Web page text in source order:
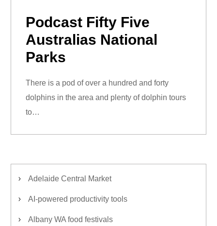
Podcast Fifty Five
Australias National
Parks
There is a pod of over a hundred and forty
dolphins in the area and plenty of dolphin tours
to…
Adelaide Central Market
AI-powered productivity tools
Albany WA food festivals